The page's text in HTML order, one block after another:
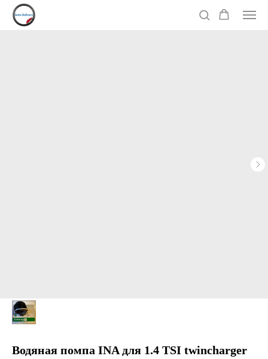
Водяная помпа INA для 1.4 TSI twincharger